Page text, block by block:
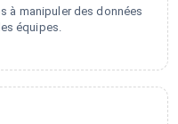
à manipuler des données
équipes.